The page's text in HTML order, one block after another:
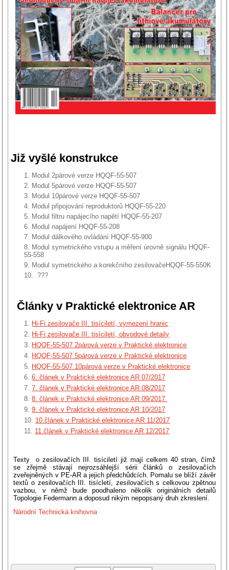
Již vyšlé konstrukce
Modul 2párové verze HQQF-55-507
Modul 5párové verze HQQF-55-507
Modul 10párové verze HQQF-55-507
Modul připojování reproduktorů HQQF-55-220
Modul filtru napájecího napětí HQQF-55-207
Modul napájení HQQF-55-208
Modul dálkového ovládání HQQF-55-900
Modul symetrického vstupu a měření úrovně signálu HQQF-
55-558
Modul symetrického a korekčního zesilovačeHQQF-55-550K
???
Články v Praktické elektronice AR
Hi-Fi zesilovače III. tisíciletí, vymezení hranic
Hi-Fi zesilovače III. tisíciletí, obvodové detaily
HQQF-55-507 2párová verze v Praktické elektronice
HQQF-55-507 5párová verze v Praktické elektronice
HQQF-55-507 10párová verze v Praktické elektronice
6. článek v Praktické elektronice AR 07/2017
7. článek v Praktické elektronice AR 08/2017
8. článek v Praktické elektronice AR 09/2017
9. článek v Praktické elektronice AR 10/2017
10.článek v Praktické elektronice AR 11/2017
11.článek v Praktické elektronice AR 12/2017
Texty o zesilovačích III. tisíciletí již mají celkem 40 stran, čímž
se zřejmě stávají nejrozsáhlejší sérii článků o zesilovačích
zveřejněných v PE-AR a jejich předchůdcích. Pomalu se blíží závěr
textů o zesilovačích III. tisícletí, zesilovačích s celkovou zpětnou
vazbou, v němž bude poodhaleno několik originálních detailů
Topologie Federmann a doposud nikým nepopsaný druh zkreslení.
Národní Technická knihovna